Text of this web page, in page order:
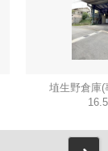
埴生野倉庫(